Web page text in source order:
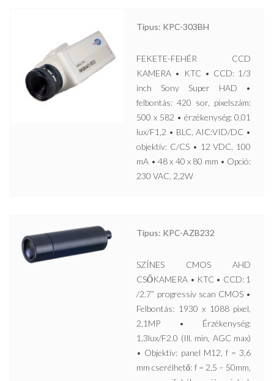
Típus: KPC-303BH
FEKETE-FEHÉR CCD
KAMERA • KTC • CCD: 1/3
inch Sony Super HAD •
felbontás: 420 sor, pixelszám:
500 x 582 • érzékenység: 0,01
lux/F1,2 • BLC, AIC:VID/DC •
objektív: C/CS • 12 VDC, 100
mA • 48 x 40 x 80 mm • Opció:
230 VAC, 2,2W
Típus: KPC-AZB232
SZÍNES CMOS AHD
CSŐKAMERA • KTC • CCD: 1
/2.7” progressiv scan CMOS •
Felbontás: 1930 x 1088 pixel,
2,1MP • Érzékenység:
1,3lux/F2.0 (Ill. min, AGC max)
• Objektív: panel M12, f = 3,6
mm cserélhető: f = 2,5 – 50mm,